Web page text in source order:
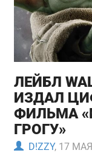
ЛЕЙБЛ
ИЗДАЛ
ФИЛЬМА
ГРОГУ»
D!ZZY, 17